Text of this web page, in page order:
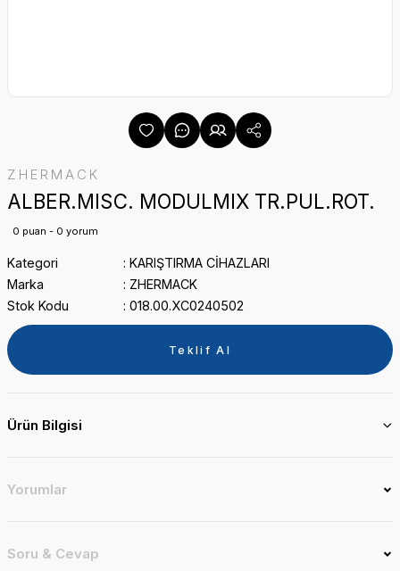
ZHERMACK
ALBER.MISC. MODULMIX TR.PUL.ROT.
0 puan - 0 yorum
Kategori
KARIŞTIRMA CİHAZLARI
Marka
ZHERMACK
Stok Kodu
018.00.XC0240502
Teklif Al
Ürün Bilgisi
Yorumlar
Soru & Cevap